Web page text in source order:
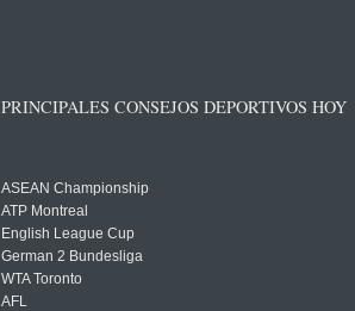
PRINCIPALES CONSEJOS DEPORTIVOS HOY
ASEAN Championship
ATP Montreal
English League Cup
German 2 Bundesliga
WTA Toronto
AFL